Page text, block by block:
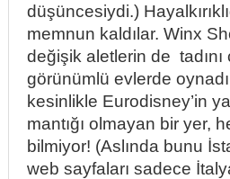
düşüncesiydi.)
memnun kaldılar. Winx
değişik aletlerin de tadını
görünümlü evlerde
kesinlikle Eurodisney’in
mantığı olmayan bir yer,
bilmiyor! (Aslında bunu
web sayfaları sadece